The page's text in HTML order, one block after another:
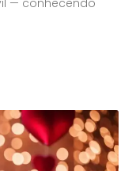
— conhecendo